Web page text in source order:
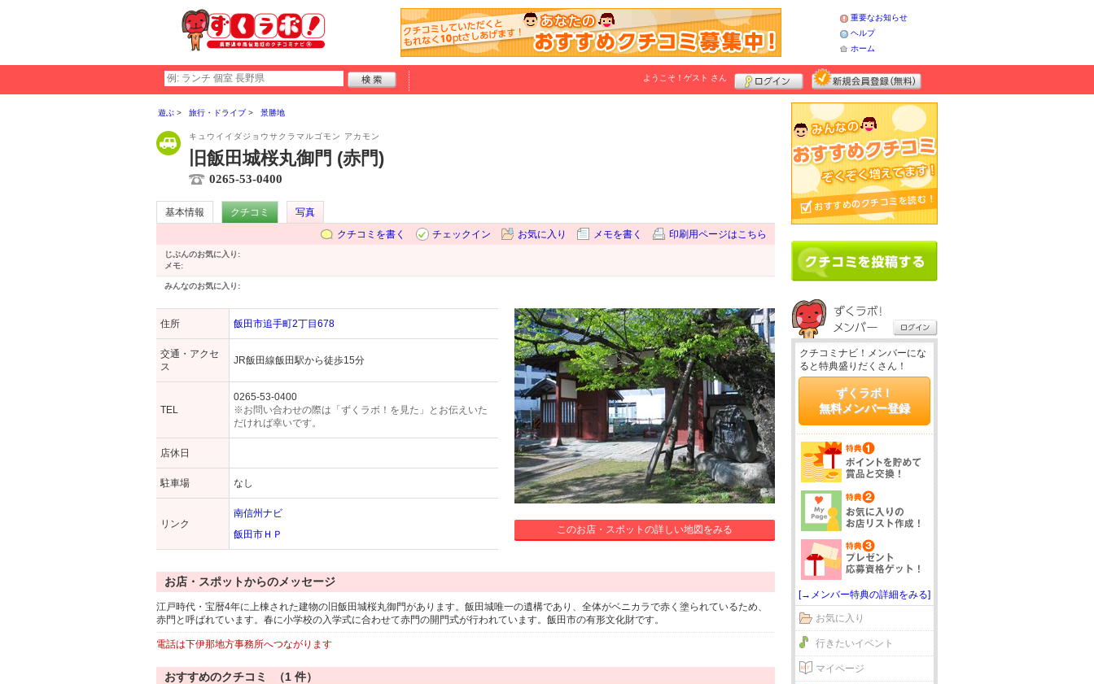
重要なお知らせ
ヘルプ
ホーム
ようこそ！ ゲスト さん
遊ぶ 旅行・ドライブ 景勝地
キュウイイダジョウサクラマルゴモン アカモン
旧飯田城桜丸御門 (赤門)
0265-53-0400
基本情報 クチコミ
写真
クチコミを書く
チェックイン お気に入り メモを書く 印刷用ページはこちら
じぶんのお気に入り:
メモ:
みんなのお気に入り:
住所 飯田市追手町2丁目678
交通・アクセ
ス
JR飯田線飯田駅から徒歩15分
TEL
0265-53-0400
※お問い合わせの際は「ずくラボ！を見た」とお伝えいた
だければ幸いです。
店休日
駐車場 なし
リンク
南信州ナビ
飯田市ＨＰ
このお店・スポットの詳しい地図をみる
お店・スポットからのメッセージ
江戸時代・宝暦4年に上棟された建物の旧飯田城桜丸御門があります。飯田城唯一の遺構であり、全体がベニカラで赤く塗られているため、
赤門と呼ばれています。春に小学校の入学式に合わせて赤門の開門式が行われています。飯田市の有形文化財です。
電話は下伊那地方事務所へつながります
おすすめのクチコミ （1 件）
クチコミナビ！メンバーにな
ると特典盛りだくさん！
ずくラボ！
無料メンバー登録
[→メンバー特典の詳細をみる]
お気に入り
行きたいイベント
マイページ